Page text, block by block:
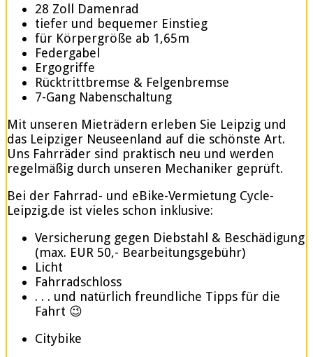
28 Zoll Damenrad
tiefer und bequemer Einstieg
für Körpergröße ab 1,65m
Federgabel
Ergogriffe
Rücktrittbremse & Felgenbremse
7-Gang Nabenschaltung
Mit unseren Mieträdern erleben Sie Leipzig und
das Leipziger Neuseenland auf die schönste Art.
Uns Fahrräder sind praktisch neu und werden
regelmäßig durch unseren Mechaniker geprüft.
Bei der Fahrrad- und eBike-Vermietung Cycle-
Leipzig.de ist vieles schon inklusive:
Versicherung gegen Diebstahl & Beschädigung
(max. EUR 50,- Bearbeitungsgebühr)
Licht
Fahrradschloss
. . . und natürlich freundliche Tipps für die
Fahrt 😉
Citybike